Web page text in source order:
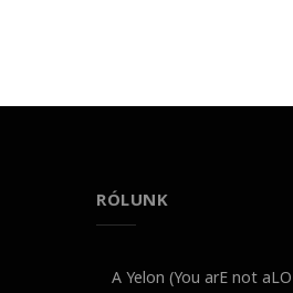
RÓLUNK
A Yelon (You arE not